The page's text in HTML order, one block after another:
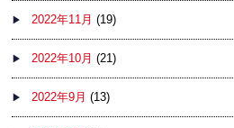
2022年11月 (19)
2022年10月 (21)
2022年9月 (13)